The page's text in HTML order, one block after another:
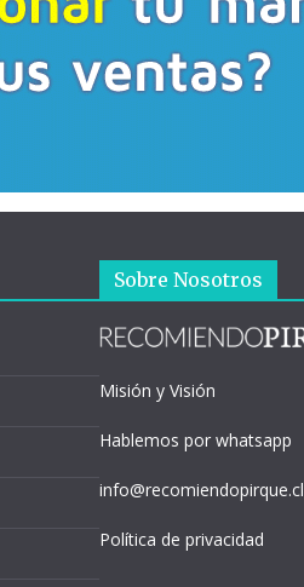
Sobre Nosotros
Misión y Visión
Hablemos por whatsapp
info@recomiendopirque.cl
Política de privacidad